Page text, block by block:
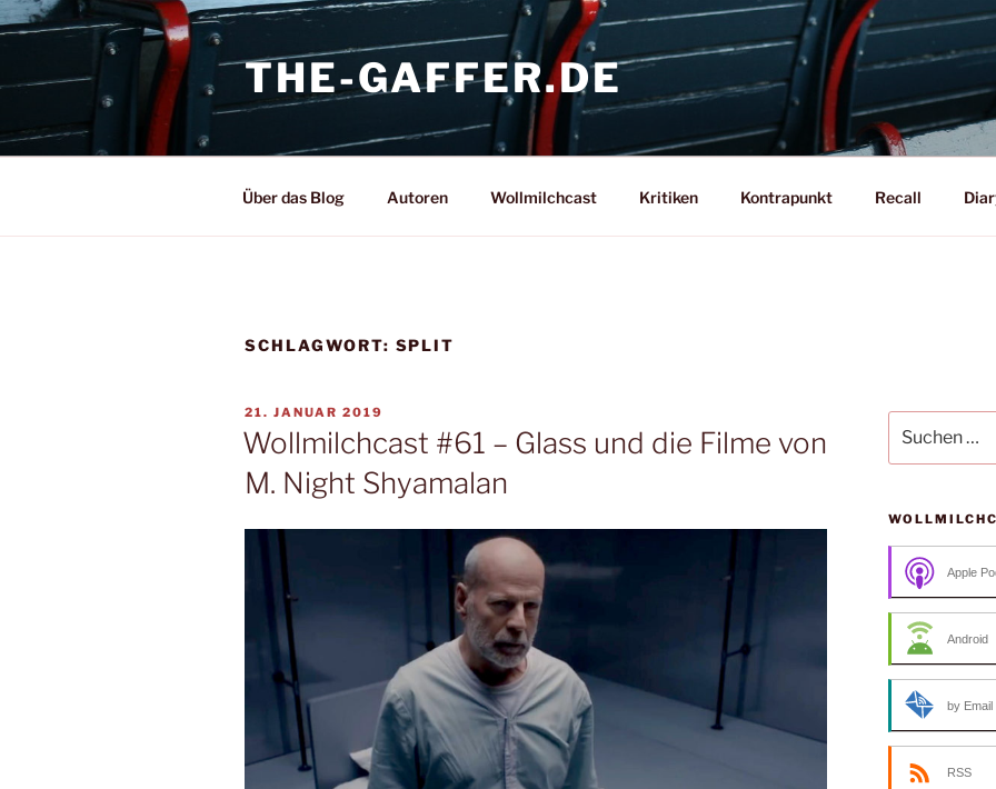
Zum
Inhalt
THE-GAFFER.DE
Über das Blog Autoren Wollmilchcast Kritiken Kontrapunkt Recall
SCHLAGWORT: SPLIT
VERÖFFENTLICHT
AM
21. JANUAR 2019
Wollmilchcast #61 – Glass und die Filme von
M. Night Shyamalan
nach:
Apple
Android
by Email
RSS